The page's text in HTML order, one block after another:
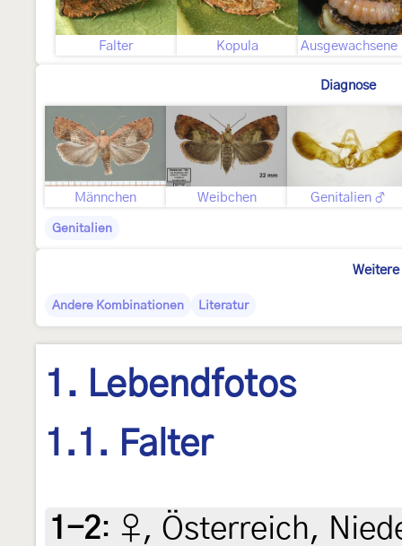
Falter Kopula
Diagnose
Männchen Weibchen Genitalien ♂
Genitalien
Andere Kombinationen Literatur
1. Lebendfotos
1.1. Falter
1-2: ♀, Österreich,